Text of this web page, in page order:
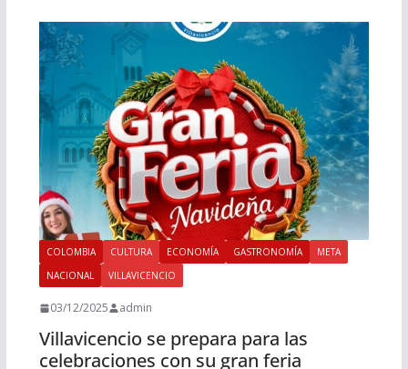
COLOMBIA CULTURA ECONOMÍA GASTRONOMÍA
META
NACIONAL
VILLAVICENCIO
03/12/2025 admin
Villavicencio se prepara para las
celebraciones con su gran feria